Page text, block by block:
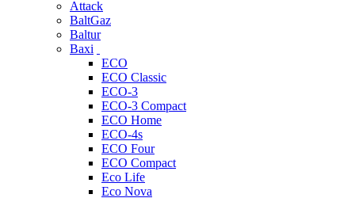
Attack
BaltGaz
Baltur
Baxi
ECO
ECO Classic
ECO-3
ECO-3 Compact
ECO Home
ECO-4s
ECO Four
ECO Compact
Eco Life
Eco Nova